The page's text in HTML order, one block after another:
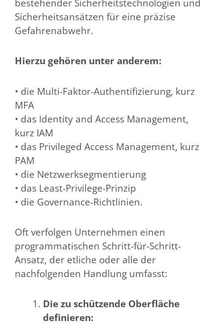
bestehender Sicherheitstechnologien und
Sicherheitsansätzen für eine präzise
Gefahrenabwehr.
Hierzu gehören unter anderem:
• die Multi-Faktor-Authentifizierung, kurz
MFA
• das Identity and Access Management,
kurz IAM
• das Privileged Access Management, kurz
PAM
• die Netzwerksegmentierung
• das Least-Privilege-Prinzip
• die Governance-Richtlinien.
Oft verfolgen Unternehmen einen
programmatischen Schritt-für-Schritt-
Ansatz, der etliche oder alle der
nachfolgenden Handlung umfasst:
Die zu schützende Oberfläche
definieren: